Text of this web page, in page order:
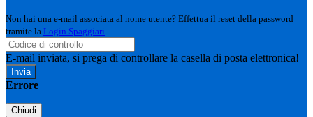
Non hai una e-mail associata al nome utente? Effettua il reset della password
tramite la Login Spaggiari
E-mail inviata, si prega di controllare la casella di posta elettronica!
Errore
Chiudi